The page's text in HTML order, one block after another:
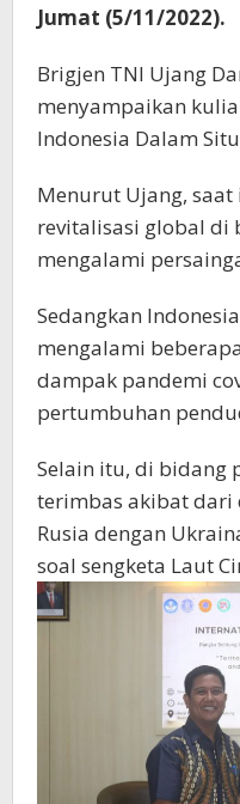
Jumat (5/11/2022).
Brigjen TNI Ujang
menyampaikan
Indonesia Dalam
Menurut Ujang,
revitalisasi global di
mengalami
Sedangkan
mengalami
dampak pandemi
pertumbuhan
Selain itu, di bidang
terimbas akibat dari
Rusia dengan
soal sengketa Laut